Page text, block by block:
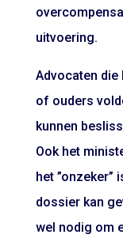
uitvoering.
Advocaten
of ouders
kunnen
Ook het
het ”onzeker”
dossier kan
wel nodig om